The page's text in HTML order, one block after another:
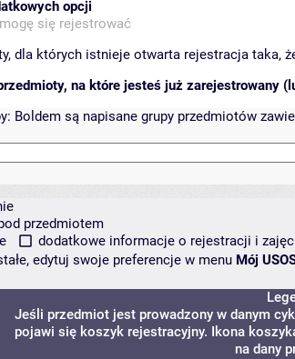
opcji
się rejestrować
dla których istnieje otwarta rejestracja taka,
na które jesteś już zarejestrowany
Boldem są napisane grupy przedmiotów
przedmiotem
dodatkowe informacje o rejestracji i
edytuj swoje preferencje w menu Mój
Jeśli przedmiot jest prowadzony w danym
pojawi się koszyk rejestracyjny. Ikona
na dany